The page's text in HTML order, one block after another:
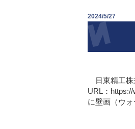
2024/5/27
日東精工株
URL：
に壁画（ウ